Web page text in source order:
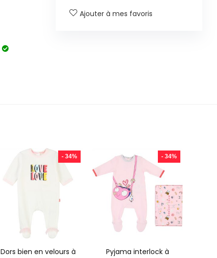
Ajouter à mes favoris
- 34%
Dors bien en velours à
- 34%
Pyjama interlock à